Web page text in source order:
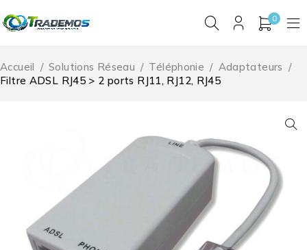
0
Accueil / Solutions Réseau / Téléphonie / Adaptateurs /
Filtre ADSL RJ45 > 2 ports RJ11, RJ12, RJ45